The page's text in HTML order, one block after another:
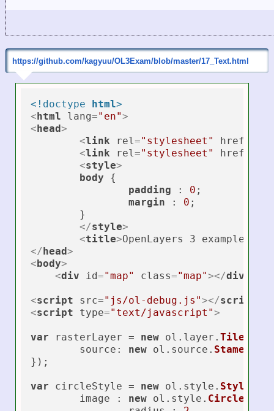
https://github.com/kagyuu/OL3Exam/blob/master/17_Text.html
<!doctype html>
<html lang="en">
<head>
<link rel="stylesheet" href
<link rel="stylesheet" href
<style>
body {
padding : 0 ;
margin : 0 ;
</style>
<title>OpenLayers 3 example 17
</head>
<body>
<div id="map" class="map"></div
<script src="js/ol-debug.js"></script
<script type="text/javascript">
var rasterLayer = new ol. layer . Tile
source : new ol. source . Stamen
});
var circleStyle = new ol. style . Style
	image :
new ol. style . Circle